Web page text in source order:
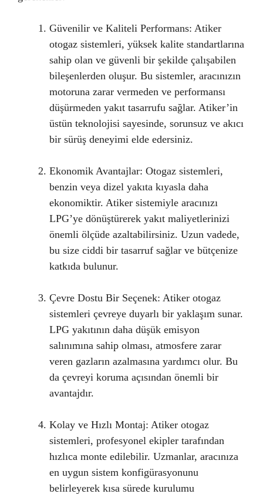
Güvenilir ve Kaliteli Performans: Atiker
otogaz sistemleri, yüksek kalite standartlarına
sahip olan ve güvenli bir şekilde çalışabilen
bileşenlerden oluşur. Bu sistemler, aracınızın
motoruna zarar vermeden ve performansı
düşürmeden yakıt tasarrufu sağlar. Atiker’in
üstün teknolojisi sayesinde, sorunsuz ve akıcı
bir sürüş deneyimi elde edersiniz.
Ekonomik Avantajlar: Otogaz sistemleri,
benzin veya dizel yakıta kıyasla daha
ekonomiktir. Atiker sistemiyle aracınızı
LPG’ye dönüştürerek yakıt maliyetlerinizi
önemli ölçüde azaltabilirsiniz. Uzun vadede,
bu size ciddi bir tasarruf sağlar ve bütçenize
katkıda bulunur.
Çevre Dostu Bir Seçenek: Atiker otogaz
sistemleri çevreye duyarlı bir yaklaşım sunar.
LPG yakıtının daha düşük emisyon
salınımına sahip olması, atmosfere zarar
veren gazların azalmasına yardımcı olur. Bu
da çevreyi koruma açısından önemli bir
avantajdır.
Kolay ve Hızlı Montaj: Atiker otogaz
sistemleri, profesyonel ekipler tarafından
hızlıca monte edilebilir. Uzmanlar, aracınıza
en uygun sistem konfigürasyonunu
belirleyerek kısa sürede kurulumu